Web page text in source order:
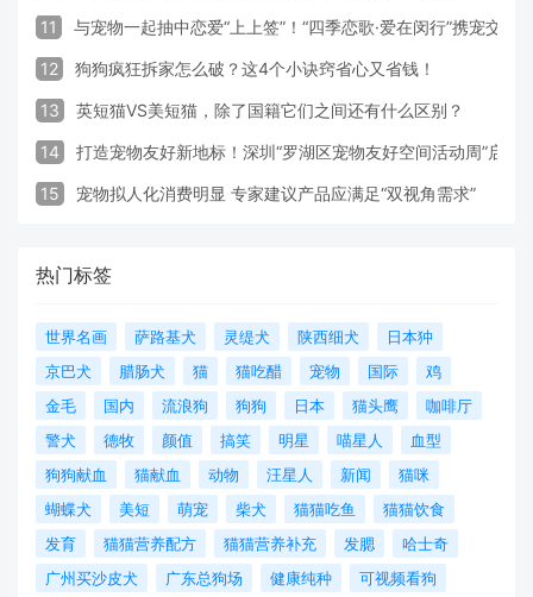
11 与宠物一起抽中恋爱“上上签”！“四季恋歌·爱在闵行”携宠交友
12 狗狗疯狂拆家怎么破？这4个小诀窍省心又省钱！
13 英短猫VS美短猫，除了国籍它们之间还有什么区别？
14 打造宠物友好新地标！深圳“罗湖区宠物友好空间活动周”启动
15 宠物拟人化消费明显 专家建议产品应满足“双视角需求”
热门标签
世界名画 萨路基犬 灵缇犬 陕西细犬
日本狆
京巴犬
腊肠犬 猫 猫吃醋 宠物 国际
鸡
金毛
国内 流浪狗 狗狗 日本 猫头鹰
咖啡厅
警犬
德牧 颜值 搞笑 明星 喵星人
血型
狗狗献血
猫献血 动物 汪星人 新闻
猫咪
蝴蝶犬
美短 萌宠 柴犬 猫猫吃鱼
猫猫饮食
发育
猫猫营养配方 猫猫营养补充 发腮
哈士奇
广州买沙皮犬
广东总狗场 健康纯种
可视频看狗